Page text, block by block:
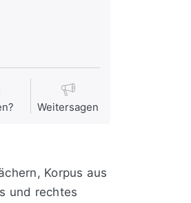
Weitersagen
Korpus aus
und rechtes